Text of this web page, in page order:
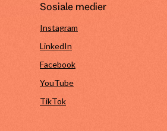
Sosiale medier
Instagram
LinkedIn
Facebook
YouTube
TikTok